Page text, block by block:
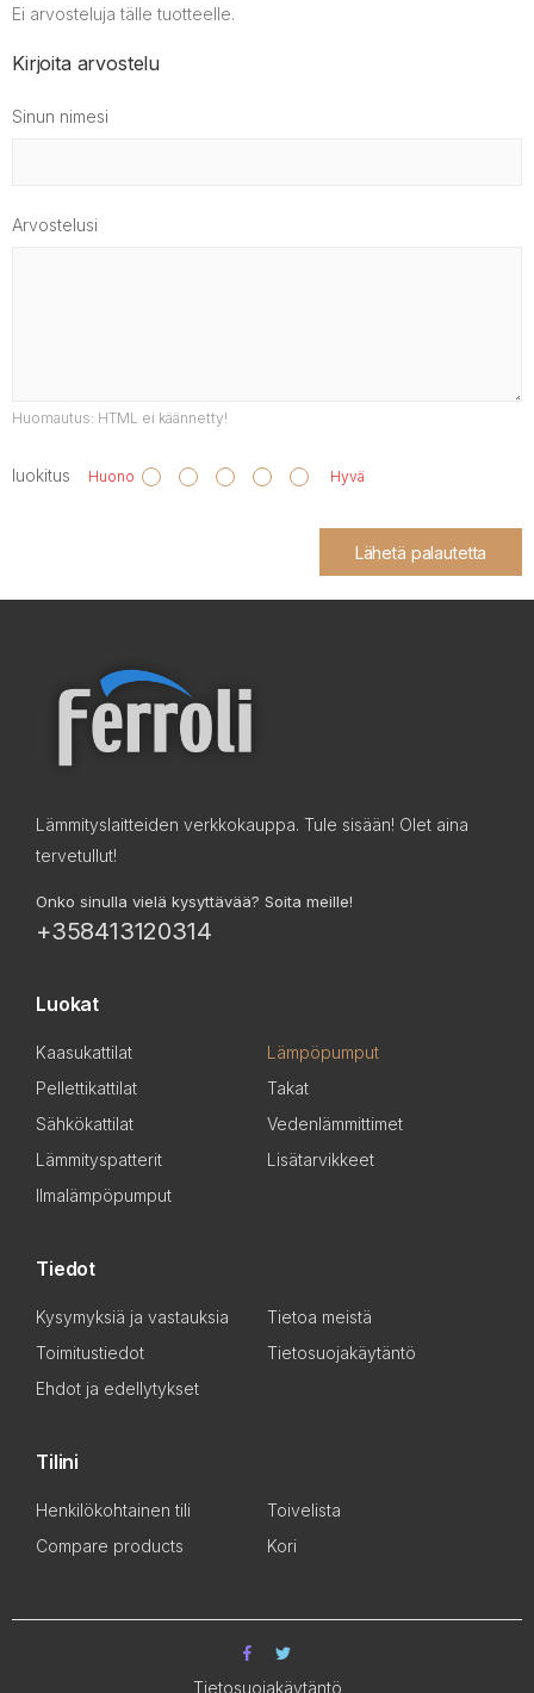
Ei arvosteluja tälle tuotteelle.
Kirjoita arvostelu
Sinun nimesi
Arvostelusi
Huomautus: HTML ei käännetty!
luokitus Huono Hyvä
Lähetä palautetta
Lämmityslaitteiden verkkokauppa. Tule sisään! Olet aina
tervetullut!
Onko sinulla vielä kysyttävää? Soita meille!
+358413120314
Luokat
Kaasukattilat
Lämpöpumput
Pellettikattilat
Takat
Sähkökattilat
Vedenlämmittimet
Lämmityspatterit
Lisätarvikkeet
Ilmalämpöpumput
Tiedot
Kysymyksiä ja vastauksia
Tietoa meistä
Toimitustiedot
Tietosuojakäytäntö
Ehdot ja edellytykset
Tilini
Henkilökohtainen tili
Toivelista
Compare products
Kori
Tietosuojakäytäntö